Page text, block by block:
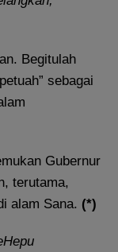
Begitulah
sebagai
Gubernur
terutama,
alam Sana. (*)